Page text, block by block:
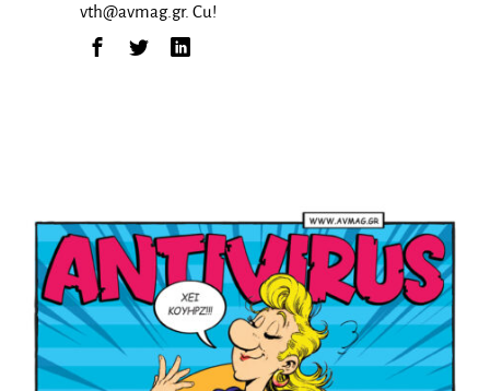
vth@avmag.gr. Cu!